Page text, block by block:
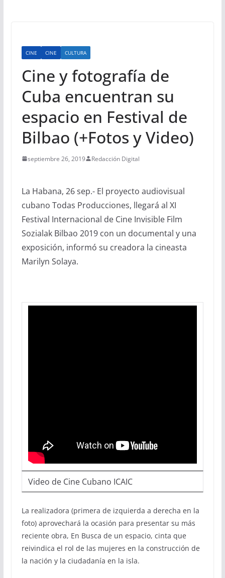
CINE CINE CULTURA
Cine y fotografía de
Cuba encuentran su
espacio en Festival de
Bilbao (+Fotos y Video)
septiembre 26, 2019 Redacción Digital
La Habana, 26 sep.- El proyecto audiovisual
cubano Todas Producciones, llegará al XI
Festival Internacional de Cine Invisible Film
Sozialak Bilbao 2019 con un documental y una
exposición, informó su creadora la cineasta
Marilyn Solaya.
Video de Cine Cubano ICAIC
La realizadora (primera de izquierda a derecha en la
foto) aprovechará la ocasión para presentar su más
reciente obra, En Busca de un espacio, cinta que
reivindica el rol de las mujeres en la construcción de
la nación y la ciudadanía en la isla.